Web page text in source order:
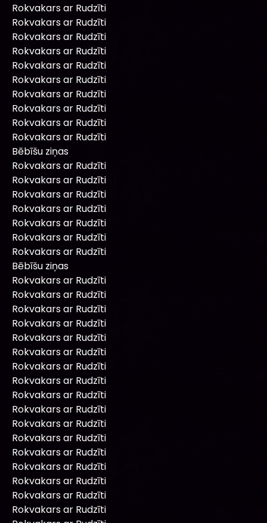
Rokvakars ar Rudzīti
Rokvakars ar Rudzīti
Rokvakars ar Rudzīti
Rokvakars ar Rudzīti
Rokvakars ar Rudzīti
Rokvakars ar Rudzīti
Rokvakars ar Rudzīti
Rokvakars ar Rudzīti
Rokvakars ar Rudzīti
Rokvakars ar Rudzīti
Bēbīšu ziņas
Rokvakars ar Rudzīti
Rokvakars ar Rudzīti
Rokvakars ar Rudzīti
Rokvakars ar Rudzīti
Rokvakars ar Rudzīti
Rokvakars ar Rudzīti
Rokvakars ar Rudzīti
Bēbīšu ziņas
Rokvakars ar Rudzīti
Rokvakars ar Rudzīti
Rokvakars ar Rudzīti
Rokvakars ar Rudzīti
Rokvakars ar Rudzīti
Rokvakars ar Rudzīti
Rokvakars ar Rudzīti
Rokvakars ar Rudzīti
Rokvakars ar Rudzīti
Rokvakars ar Rudzīti
Rokvakars ar Rudzīti
Rokvakars ar Rudzīti
Rokvakars ar Rudzīti
Rokvakars ar Rudzīti
Rokvakars ar Rudzīti
Rokvakars ar Rudzīti
Rokvakars ar Rudzīti